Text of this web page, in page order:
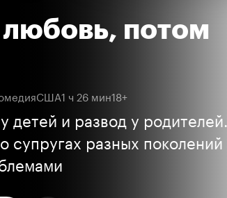
потом
США1 ч 26 мин18+
детей и развод у родителей.
супругах разных поколений